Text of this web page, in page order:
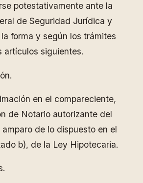
potestativamente ante la
de Seguridad Jurídica y
forma y según los trámites
artículos siguientes.
en el compareciente,
de Notario autorizante del
de lo dispuesto en el
b), de la Ley Hipotecaria.